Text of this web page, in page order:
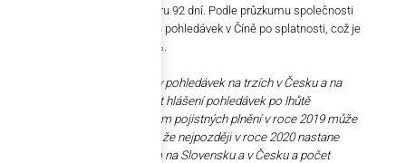
trvá inkaso pohledávky v průměru 92 dní. Podle průzkumu společnosti
Atradius je až 36,3 % všech B2B pohledávek v Číně po splatnosti, což je
víc než regionální průměr 29,8 %.
V podstatě všechny pojišťovny pohledávek na trzích v Česku a na
Slovensku zaznamenaly nárůst hlášení pohledávek po lhůtě
splatnosti. Je to signál, že objem pojistných plnění v roce 2019 může
zaznamenat růst. Očekáváme, že nejpozději v roce 2020 nastane
obrat v platební disciplíně firem na Slovensku a v Česku a počet